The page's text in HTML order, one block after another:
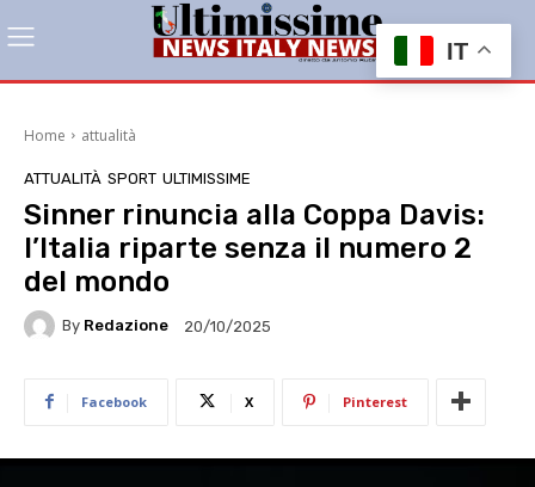
Home attualità
ATTUALITÀ SPORT ULTIMISSIME
Sinner rinuncia alla Coppa Davis:
l’Italia riparte senza il numero 2
del mondo
By Redazione 20/10/2025
Facebook X Pinterest
IT